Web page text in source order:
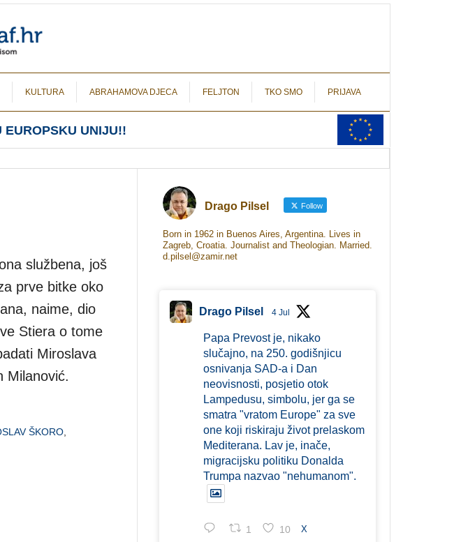
KULTURA ABRAHAMOVA DJECA FELJTON TKO SMO PRIJAVA
EUROPSKU UNIJU!!
službena, još
prve bitke oko
naime, dio
Stiera o tome
Miroslava
Milanović.
ŠKORO
Drago Pilsel Follow
Born in 1962 in Buenos Aires, Argentina. Lives in
Zagreb, Croatia. Journalist and Theologian. Married.
d.pilsel@zamir.net
Drago Pilsel 4 Jul
Papa Prevost je, nikako
slučajno, na 250. godišnjicu
osnivanja SAD-a i Dan
neovisnosti, posjetio otok
Lampedusu, simbolu, jer ga se
smatra "vratom Europe" za sve
one koji riskiraju život prelaskom
Mediterana. Lav je, inače,
migracijsku politiku Donalda
Trumpa nazvao "nehumanom".
1 10 X